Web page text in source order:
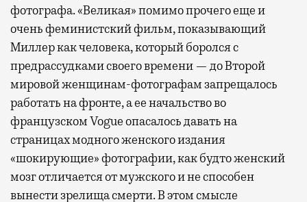
фотографа. «Великая» помимо прочего еще и
очень феминистский фильм, показывающий
Миллер как человека, который боролся с
предрассудками своего времени — до Второй
мировой женщинам-фотографам запрещалось
работать на фронте, а ее начальство во
французском Vogue опасалось давать на
страницах модного женского издания
«шокирующие» фотографии, как будто женский
мозг отличается от мужского и не способен
вынести зрелища смерти. В этом смысле